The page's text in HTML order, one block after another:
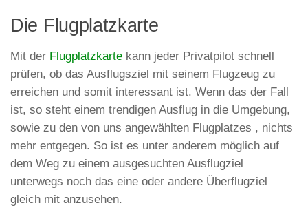
Die Flugplatzkarte
Mit der Flugplatzkarte kann jeder Privatpilot schnell
prüfen, ob das Ausflugsziel mit seinem Flugzeug zu
erreichen und somit interessant ist. Wenn das der Fall
ist, so steht einem trendigen Ausflug in die Umgebung,
sowie zu den von uns angewählten Flugplatzes , nichts
mehr entgegen. So ist es unter anderem möglich auf
dem Weg zu einem ausgesuchten Ausflugziel
unterwegs noch das eine oder andere Überflugziel
gleich mit anzusehen.